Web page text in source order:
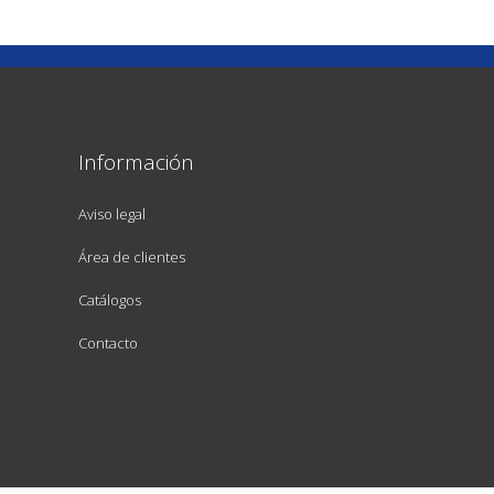
Información
Aviso legal
Área de clientes
Catálogos
Contacto